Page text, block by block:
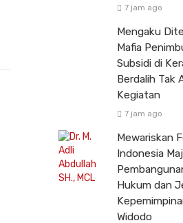
7 jam ago
Mengaku
Mafia
Subsidi di
Berdalih Tak
Kegiatan
7 jam ago
Mewariskan
Indonesia
Hukum dan
Widodo